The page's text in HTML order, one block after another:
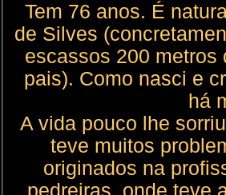
Tem 76 anos. É
de Silves
escassos 200 metros
pais). Como nasci e
há
A vida pouco lhe
teve muitos
originados na
pedreiras, onde teve